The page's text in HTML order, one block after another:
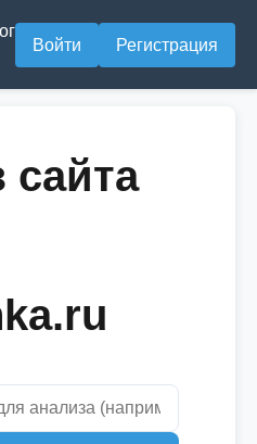
Войти Регистрация
сайта